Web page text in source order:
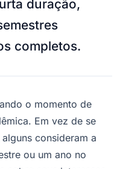
futuro antes de
seus interesses.
que oferece
estrangeiro,
intercâmbio
em todo
no